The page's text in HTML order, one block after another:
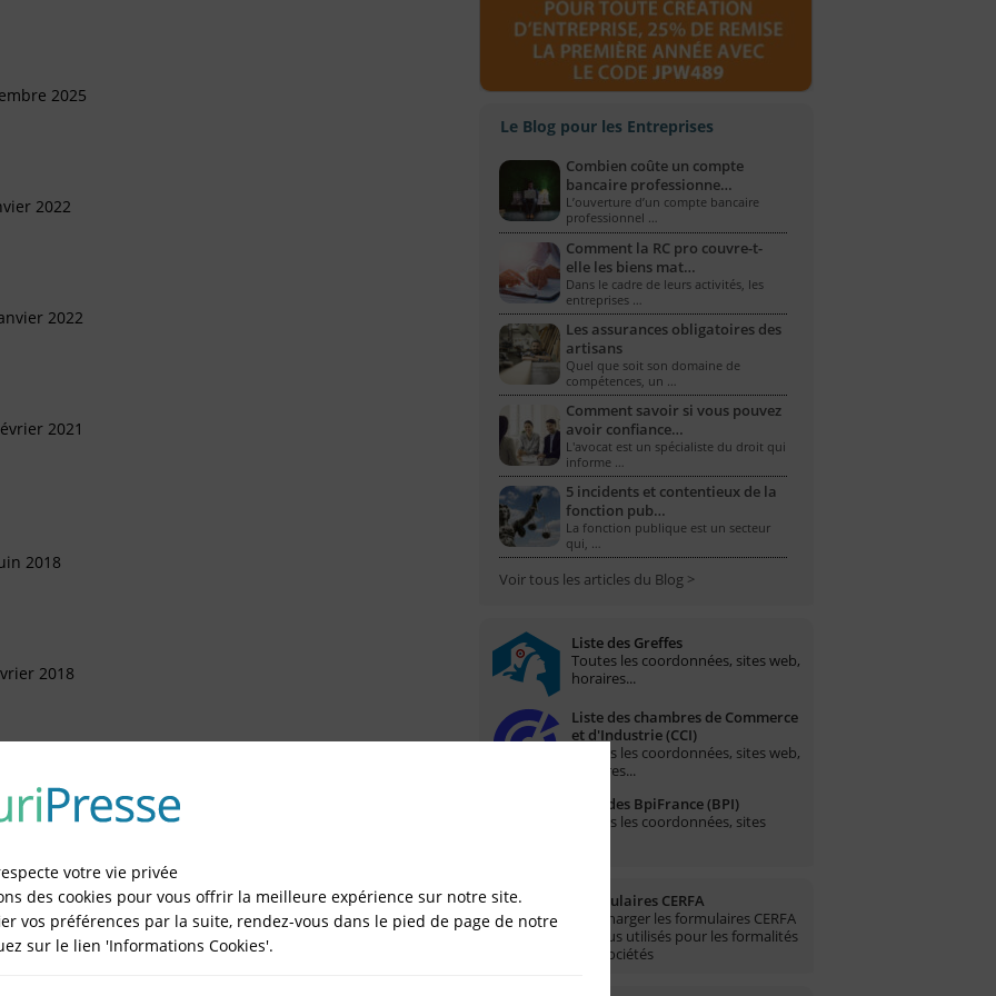
2025
2022
2022
2021
2018
2018
2016
2016
Le Blog pour les Entreprises
Combien coûte un compte
bancaire professionne…
L’ouverture d’un compte bancaire
professionnel …
Comment la RC pro couvre-t-
elle les biens mat…
Dans le cadre de leurs activités, les
entreprises …
Les assurances obligatoires des
artisans
Quel que soit son domaine de
compétences, un …
Comment savoir si vous pouvez
avoir confiance…
L'avocat est un spécialiste du droit qui
informe …
5 incidents et contentieux de la
fonction pub…
La fonction publique est un secteur
qui, …
Voir tous les articles du Blog >
Liste des Greffes
Toutes les coordonnées, sites web,
horaires...
Liste des chambres de Commerce
et d'Industrie (CCI)
Toutes les coordonnées, sites web,
horaires...
Liste des BpiFrance (BPI)
Toutes les coordonnées, sites
Formulaires CERFA
Télécharger les formulaires CERFA
les plus utilisés pour les formalités
des sociétés
votre vie privée
des cookies pour vous offrir la meilleure expérience sur notre site.
vos préférences par la suite, rendez-vous dans le pied de page de notre
sur le lien 'Informations Cookies'.